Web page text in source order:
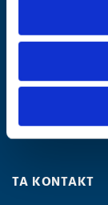
NORSK
934814185 eller
TA KONTAKT